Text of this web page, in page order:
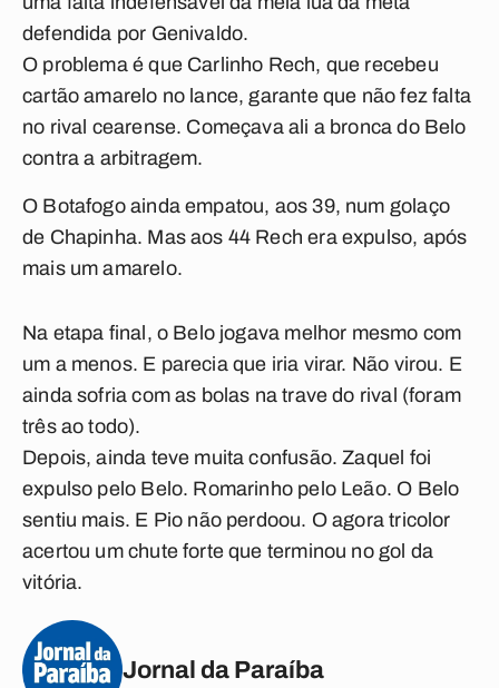
defendida por Genivaldo.
O problema é que Carlinho Rech, que recebeu
cartão amarelo no lance, garante que não fez falta
no rival cearense. Começava ali a bronca do Belo
contra a arbitragem.
O Botafogo ainda empatou, aos 39, num golaço
de Chapinha. Mas aos 44 Rech era expulso, após
mais um amarelo.
Na etapa final, o Belo jogava melhor mesmo com
um a menos. E parecia que iria virar. Não virou. E
ainda sofria com as bolas na trave do rival (foram
três ao todo).
Depois, ainda teve muita confusão. Zaquel foi
expulso pelo Belo. Romarinho pelo Leão. O Belo
sentiu mais. E Pio não perdoou. O agora tricolor
acertou um chute forte que terminou no gol da
vitória.
Jornal da Paraíba